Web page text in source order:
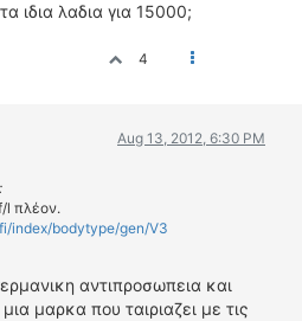
ιδια λαδια για 15000;
4
Aug 13, 2012, 6:30 PM
l πλέον.
index/bodytype/gen/V3
αντιπροσωπεια και
μαρκα που ταιριαζει με τις